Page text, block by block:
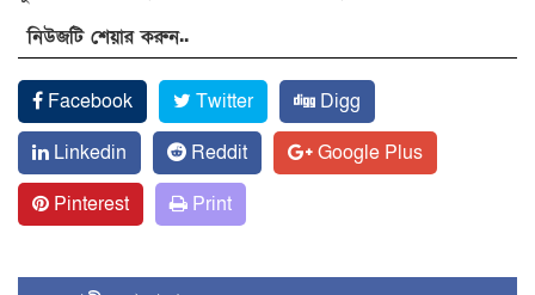
নিউজটি শেয়ার করুন..
Facebook Twitter
Digg
Linkedin
Reddit
Google Plus
Pinterest
Print